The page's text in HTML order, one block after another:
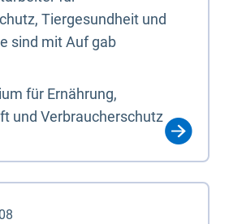
Tiergesundheit und
sind mit Auf gab
für Ernährung,
und Verbraucherschutz